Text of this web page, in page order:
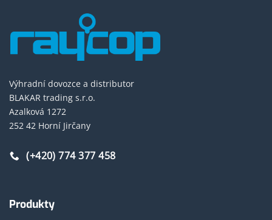
Výhradní dovozce a distributor
BLAKAR trading s.r.o.
Azalková 1272
252 42 Horní Jirčany
(+420) 774 377 458
Produkty